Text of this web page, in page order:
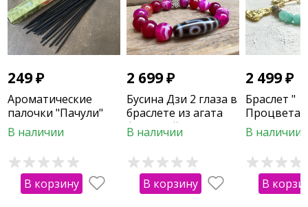
249₽
Ароматические
палочки "Пачули"
Индия
В наличии
В корзину
2 699₽
Бусина Дзи 2 глаза в
браслете из агата
фантазийного
В наличии
В корзину
2 499₽
Браслет "
защита
граненого
агата
В наличии
В